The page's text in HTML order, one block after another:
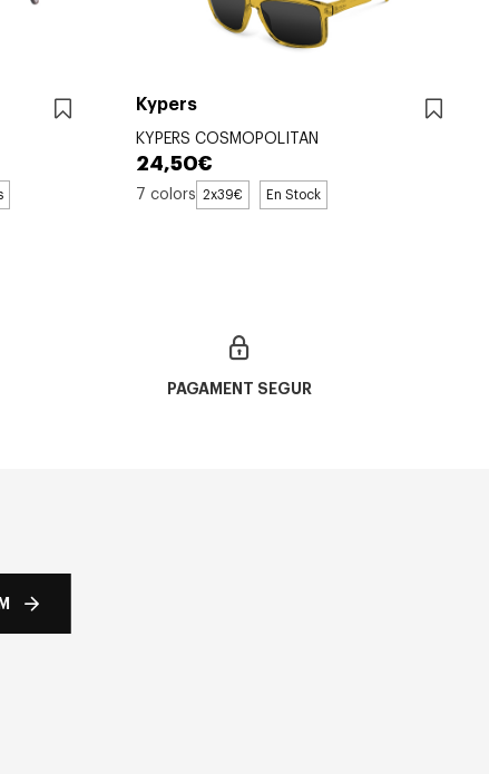
Kypers
KYPERS COSMOPOLITAN
24,50€
7 colors 2x39€ En Stock
PAGAMENT SEGUR